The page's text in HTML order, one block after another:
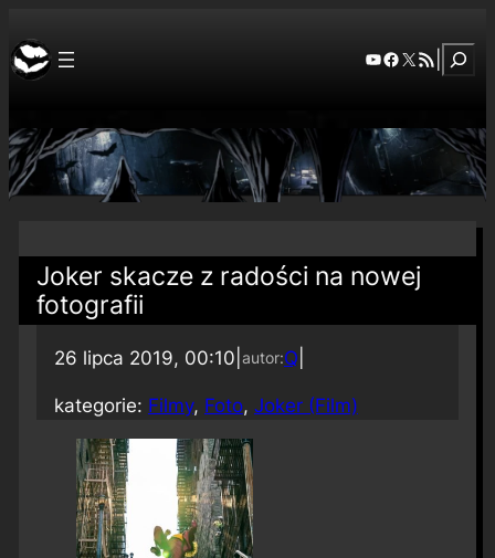
YouTube
Facebook
X RSS Feed
Joker skacze z radości na nowej
fotografii
26 lipca 2019, 00:10 autor:Q
kategorie: Filmy, Foto, Joker (Film)